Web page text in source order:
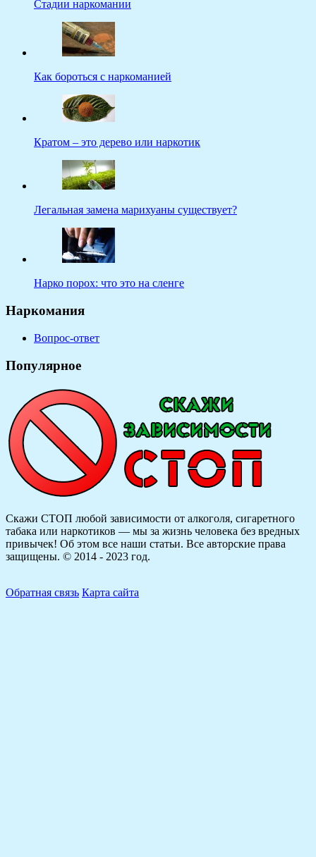
Стадии наркомании
Как бороться с наркоманией
Кратом – это дерево или наркотик
Легальная замена марихуаны существует?
Нарко порох: что это на сленге
Наркомания
Вопрос-ответ
Популярное
Скажи СТОП любой зависимости от алкоголя, сигаретного
табака или наркотиков — мы за жизнь человека без вредных
привычек! Об этом все наши статьи. Все авторские права
защищены. © 2014 - 2023 год.
Обратная связь Карта сайта